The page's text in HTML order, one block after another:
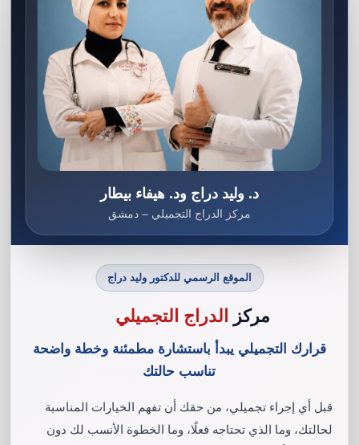
مركز الدكتور وليد دراج للتجميل في دمشق، والذي بات
مقصداً للباحثين عن الخبرة اللبنانية والسورية معًا في
مجال التجميل.
عوامل تحديد أفضل دكتور تجميل في لبنان للانف
سجلاً طويلاً من العمليات
الناجحة في مجال تجميل
الأنف. مما يجعلهأفضل
دكتور تجميل في لبنان للانف
يحرصأفضل دكتور تجميل
في لبنان للانف
على تقديم نتائج تتناسب
مع ملامح وجه المريض،
د. وليد دراج ود. هيفاء بيطار
مركز الدراج التجميلي – دمشق
الموقع الرسمي للدكتور وليد دراج
مركز الدراج التجميلي
قرارك التجميلي يبدأ باستشارة مطمئنة وخطة واضحة
تناسب حالتك
قبل أي إجراء تجميلي، من حقك أن تفهم الخيارات المناسبة
لحالتك، وما الذي تحتاجه فعلًا، وما الخطوة الأنسب لك دون